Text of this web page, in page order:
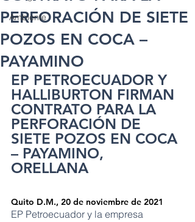
Ambiente
PERFORACIÓN DE SIETE
POZOS EN COCA –
PAYAMINO
EP PETROECUADOR Y
HALLIBURTON FIRMAN
CONTRATO PARA LA
PERFORACIÓN DE
SIETE POZOS EN COCA
– PAYAMINO,
ORELLANA
Quito D.M., 20 de noviembre de 2021
EP Petroecuador y la empresa